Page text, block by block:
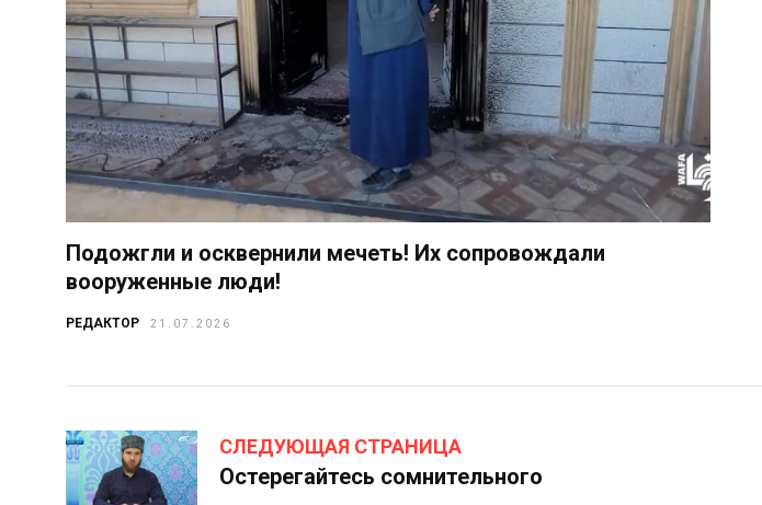
Подожгли и осквернили мечеть! Их сопровождали
вооруженные люди!
РЕДАКТОР 21.07.2026
СЛЕДУЮЩАЯ СТРАНИЦА
Остерегайтесь сомнительного